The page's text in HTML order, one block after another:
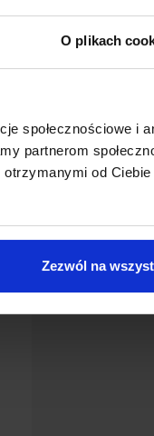
O plikach
społecznościowe i
partnerom
od Ciebie
Zezwól na